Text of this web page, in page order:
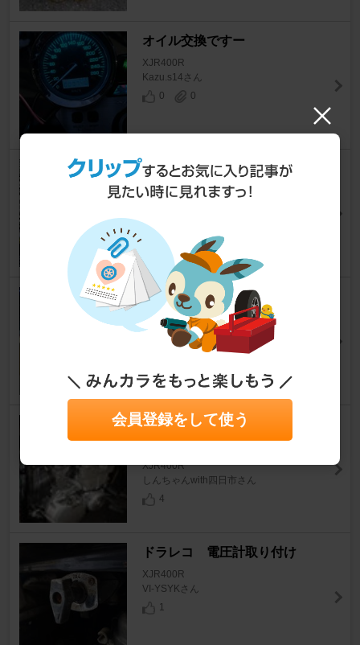
オイル交換ですー
XJR400R
Kazu.s14さん
0
0
XJR400R オイル交換
XJR400R
オイル&エレメント交換 53,13
3km
XJR400R
ﾀｹｼﾛｳph2さん
0
XJR400キャブレターオーバー
ホール
XJR400R
しんちゃんwith四日市さん
4
ドラレコ 電圧計取り付け
XJR400R
VI-YSYKさん
1
会員登録をして使う